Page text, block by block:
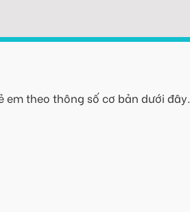
theo thông số cơ bản dưới đây.